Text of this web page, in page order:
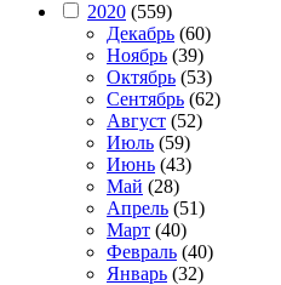
2020 (559)
Декабрь (60)
Ноябрь (39)
Октябрь (53)
Сентябрь (62)
Август (52)
Июль (59)
Июнь (43)
Май (28)
Апрель (51)
Март (40)
Февраль (40)
Январь (32)